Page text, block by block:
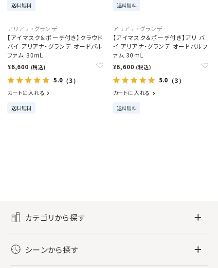
送料無料 送料無料
アリアナ・グランデ
【アイマスク＆ポーチ付き】クラウド
バイ アリアナ・グランデ オードパル
ファム 30mL
¥6,600 (税込)
5.0 （3）
カートに入れる
送料無料
アリアナ・グランデ
【アイマスク＆ポーチ付き】アリ バ
イ アリアナ・グランデ オードパルフ
ァム 30mL
¥6,600 (税込)
5.0 （3）
カートに入れる
送料無料
カテゴリから探す
バス・ボディケア
シーンから探す